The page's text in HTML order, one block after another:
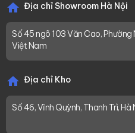
Địa chỉ Showroom Hà Nội
Số 45 ngõ 103 Văn Cao, Phường
Việt Nam
Địa chỉ Kho
Số 46, Vĩnh Quỳnh, Thanh Trì, Hà